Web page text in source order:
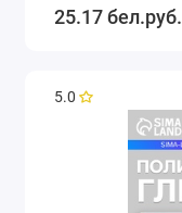
25.17 бел.руб.
5.0